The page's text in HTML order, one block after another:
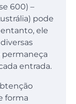
600) –
pode
ele
permaneça
entrada.
forma